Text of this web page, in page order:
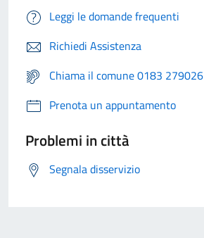
Leggi le domande frequenti
Richiedi Assistenza
Chiama il comune 0183 279026
Prenota un appuntamento
Problemi in città
Segnala disservizio